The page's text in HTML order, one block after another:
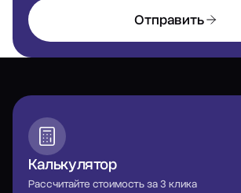
Отправить
Калькулятор
Рассчитайте стоимость за 3 клика